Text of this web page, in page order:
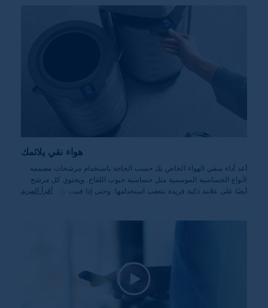
هواء نقي يلائمك
أعد أداء منقي الهواء الخاص بك حسب الحاجة باستخدام مرشحات مصممة
لأنواع الحساسية الموسمية مثل حساسية حبوب اللقاح. ويحتوي كل مرشح
أيضًا على علامة ذكية فريدة تتعقب استخدامها. وحتى إذا قمت بإزالة المرشح
أقرأ المزيد